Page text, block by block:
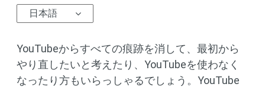
日本語
YouTubeからすべての痕跡を消して、最初から
やり直したいと考えたり、YouTubeを使わなく
なったり方もいらっしゃるでしょう。YouTube